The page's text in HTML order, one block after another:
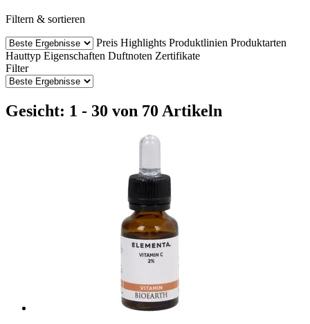
Filtern & sortieren
Preis Highlights Produktlinien Produktarten
Hauttyp Eigenschaften Duftnoten Zertifikate
Filter
Gesicht: 1 - 30 von 70 Artikeln